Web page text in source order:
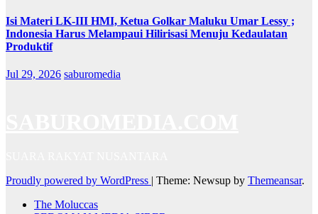
Isi Materi LK-III HMI, Ketua Golkar Maluku Umar Lessy ;
Indonesia Harus Melampaui Hilirisasi Menuju Kedaulatan
Produktif
Jul 29, 2026 saburomedia
Proudly powered by WordPress | Theme: Newsup by Themeansar.
The Moluccas